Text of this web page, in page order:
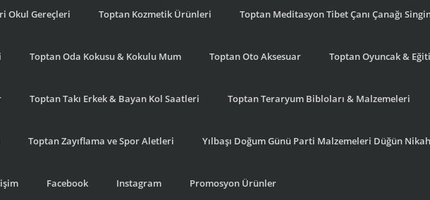
Okul Gereçleri Toptan Kozmetik Ürünleri Toptan Meditasyon Tibet Çanı Çanağı
Toptan Oda Kokusu & Kokulu Mum Toptan Oto Aksesuar Toptan Oyuncak &
Toptan Takı Erkek & Bayan Kol Saatleri Toptan Teraryum Bibloları & Malzemeleri
Toptan Zayıflama ve Spor Aletleri Yılbaşı Doğum Günü Parti Malzemeleri Düğün
Facebook Instagram Promosyon Ürünler